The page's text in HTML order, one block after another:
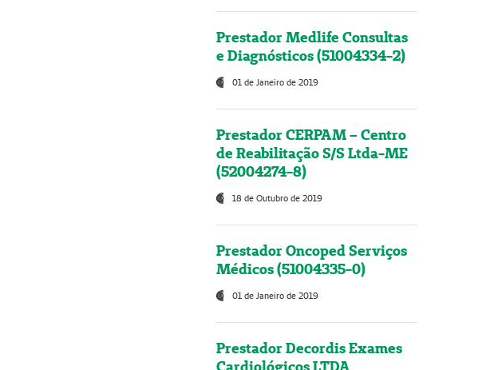
Prestador Medlife Consultas
e Diagnósticos (51004334-2)
01 de Janeiro de 2019
Prestador CERPAM – Centro
de Reabilitação S/S Ltda-ME
(52004274-8)
18 de Outubro de 2019
Prestador Oncoped Serviços
Médicos (51004335-0)
01 de Janeiro de 2019
Prestador Decordis Exames